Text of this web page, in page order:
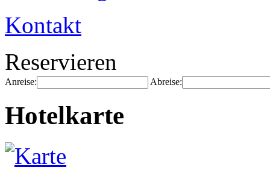
Kontakt
Reservieren
Anreise: Abreise:
Hotelkarte